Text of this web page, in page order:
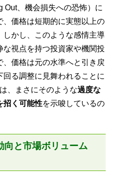
Out、機会損失への恐怖）に
、価格は短期的に実態以上の
かし、このような感情主導
視点を持つ投資家や機関投
価格は元の水準へと引き戻
る調整に見舞われることに
、まさにそのような過度な
招く可能性を示唆しているの
向と市場ボリューム